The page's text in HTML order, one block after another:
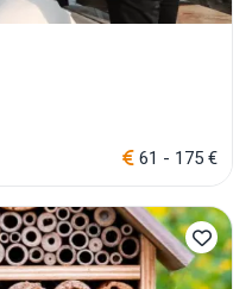
61 - 175 €